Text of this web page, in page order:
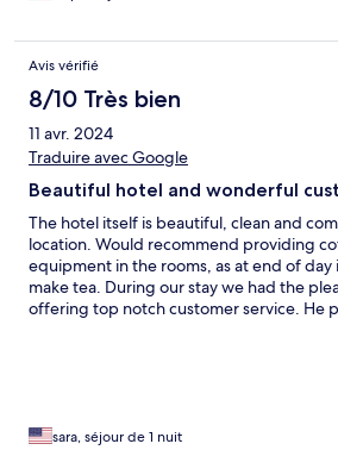
profissionalismo - São pessoas dedicadas
regressar!
Avis vérifié
8/10 Très bien
11 avr. 2024
Traduire avec Google
Beautiful hotel and wonderful
The hotel itself is beautiful, clean and
location. Would recommend providing
equipment in the rooms, as at end of day
make tea. During our stay we had the
offering top notch customer service. He
sara, séjour de 1 nuit